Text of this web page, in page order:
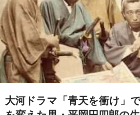
大河ドラマ「青天を衝け」